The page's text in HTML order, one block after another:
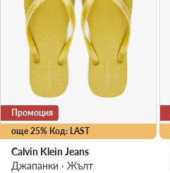
още 25% Код: LAST
Промоция
Calvin Klein Jeans
Джапанки · Жълт